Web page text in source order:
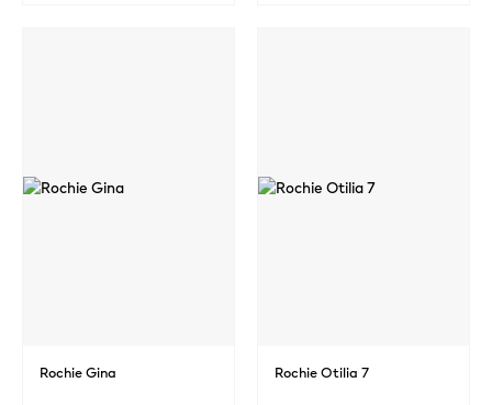
Rochie Gina Rochie Otilia 7